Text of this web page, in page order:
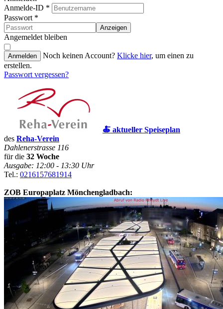
Anmelde-ID *
Passwort *
Anzeigen
Angemeldet bleiben
Anmelden Noch keinen Account? Klicke hier, um einen zu
erstellen.
Passwort vergessen?
🍝 aktueller Speiseplan
des Reha-Verein
Dahlenerstrasse 116
für die 32 Woche
Ausgabe: 12:00 - 13:30 Uhr
Tel.: 0216157681914
ZOB Europaplatz Mönchengladbach: